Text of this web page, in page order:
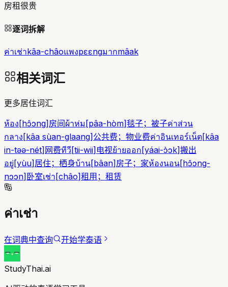
房租很贵
逐词拆解
ค่าเช่าkâa-châoแพงpɛɛngมากmâak
相关词汇
更多居住词汇
ห้อง[hɔ̂ɔng]房间ผ้าห่ม[pâa-hòm]毯子；被子ค่าส่วน
กลาง[kâa sùan-glaang]公共费；物业费ค่าอินเทอร์เน็ต[kâa
in-təə-nét]网费ทีวี[tii-wii]电视ย้ายออก[yáai-ɔ̀ɔk]搬出
อยู่[yùu]居住；栖身บ้าน[bâan]房子；家ห้องนอน[hɔ̂ɔng-
nɔɔn]卧室เช่า[châo]租用；租赁
ค่าเช่า
在词典中查询 开始学泰语
StudyThai.ai